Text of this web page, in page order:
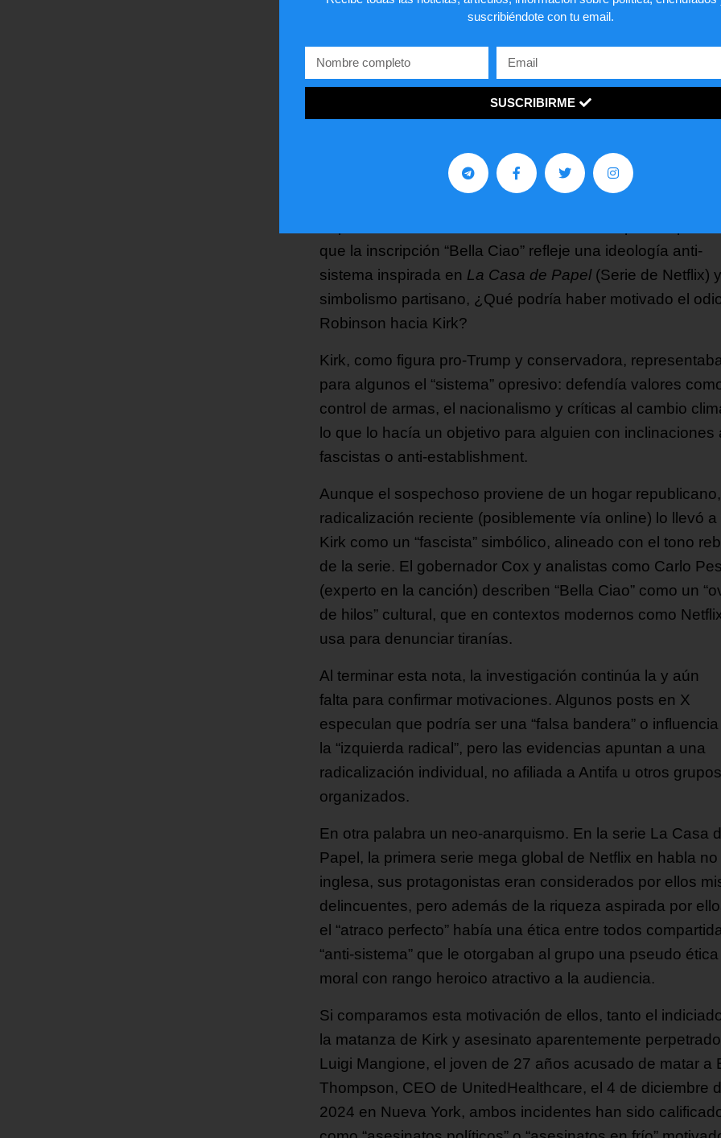
solamente si sumamos las muertes recientes y remotas
desgracia sellada a balazos. La cuenta es espeluznante y
repetitiva.
Dentro de las cosas que ya sabemos del capturado
conservador y de preocupantes preferencias sexuales,
mensajes encontrados en sus balas.
que la inscripción “Bella Ciao” refleje una ideología anti-
sistema inspirada en La Casa de Papel(Serie de Netflix)
simbolismo partisano, ¿Qué podría haber motivado el
Robinson hacia Kirk?
Kirk, como figura pro-Trump y conservadora, representaba
para algunos el “sistema” opresivo: defendía valores
control de armas, el nacionalismo y críticas al cambio
lo que lo hacía un objetivo para alguien con inclinaciones
fascistas o anti-establishment.
Aunque el sospechoso proviene de un hogar
radicalización reciente (posiblemente vía online) lo llevó a
Kirk como un “fascista” simbólico, alineado con el tono
de la serie. El gobernador Cox y analistas como Carlo
(experto en la canción) describen “Bella Ciao” como un
de hilos” cultural, que en contextos modernos como
usa para denunciar tiranías.
Al terminar esta nota, la investigación continúa la y aún
falta para confirmar motivaciones. Algunos posts en X
especulan que podría ser una “falsa bandera” o
la “izquierda radical”, pero las evidencias apuntan a una
radicalización individual, no afiliada a Antifa u otros grupos
organizados.
En otra palabra un neo-anarquismo. En la serie La Casa
Papel, la primera serie mega global de Netflix en habla no
inglesa, sus protagonistas eran considerados por ellos
delincuentes, pero además de la riqueza aspirada por
el “atraco perfecto” había una ética entre todos compartida
“anti-sistema” que le otorgaban al grupo una pseudo ética
moral con rango heroico atractivo a la audiencia.
Si comparamos esta motivación de ellos, tanto el
la matanza de Kirk y asesinato aparentemente
Luigi Mangione, el joven de 27 años acusado de matar a
Thompson, CEO de UnitedHealthcare, el 4 de diciembre
2024 en Nueva York, ambos incidentes han sido
suscribiéndote con tu email.
SUSCRIBIRME